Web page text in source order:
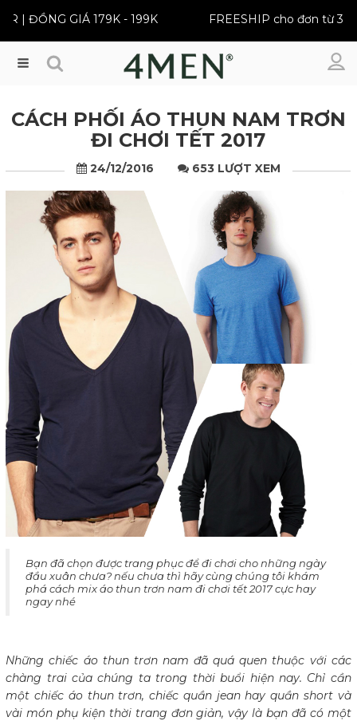
GIÁ 179K - 199K FREESHIP cho đơn từ 399K
Menu
CÁCH PHỐI ÁO THUN NAM TRƠN
ĐI CHƠI TẾT 2017
24/12/2016 653 LƯỢT XEM
Bạn đã chọn được trang phục để đi chơi cho những ngày
đầu xuân chưa? nếu chưa thì hãy cùng chúng tôi khám
phá cách mix áo thun trơn nam đi chơi tết 2017 cực hay
ngay nhé
Những chiếc áo thun trơn nam đã quá quen thuộc với các
chàng trai của chúng ta trong thời buổi hiện nay. Chỉ cần
một chiếc áo thun trơn, chiếc quần jean hay quần short và
vài món phụ kiện thời trang đơn giản, vậy là bạn đã có một